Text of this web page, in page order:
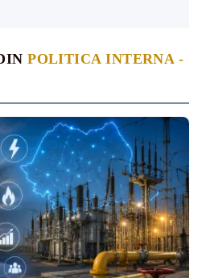
POLITICA INTERNA -